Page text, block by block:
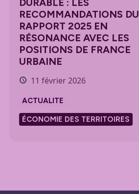
RECOMMANDATIONS DU
RAPPORT 2025 EN
RÉSONANCE AVEC LES
POSITIONS DE FRANCE
URBAINE
11 février 2026
ACTUALITE
ÉCONOMIE DES TERRITOIRES